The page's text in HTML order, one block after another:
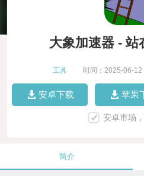
大象加速器 - 站
工具 时间：2025-06-12
安卓下载 苹果
安卓市场
简介